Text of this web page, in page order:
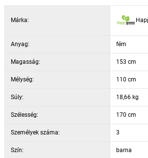
Műszaki paraméterek és specifikációk:
Porbevonattal kezelt fémcsövekből álló
A textil ülőke magassága 6 cm.
Az ülőke anyaga: poliészter.
Maximum 3 személy számára alkalmas.
Szétszerelve szállítjuk.
A csomagolás mérete: 137 x 56 x 13 cm
Márka:
Anyag: fém
Magasság: 153 cm
Mélység: 110 cm
Súly: 18,66 kg
Szélesség: 170 cm
Személyek száma: 3
Szín: barna